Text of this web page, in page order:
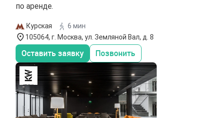
по аренде.
Курская
6 мин
105064, г. Москва, ул. Земляной Вал, д. 8
Оставить заявку Позвонить